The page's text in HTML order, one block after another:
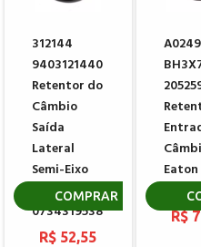
312144
9403121440
Retentor do
Câmbio
Saída
Lateral
Semi-Eixo
0734319538
R$ 52,55
COMPRAR
Eaton
R$